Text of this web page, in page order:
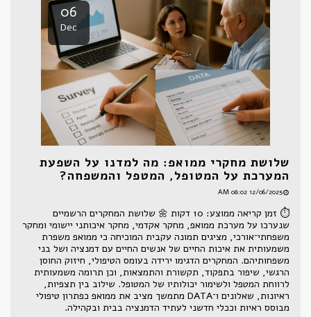
06
Dec
שלושת מחקרי ממואפ: מה למדנו על השפעת
המערכת על המטופל, המטפל והמשפחה?
12/06/2025 08:02 AM
⏱ זמן קריאה ממוצע: 10 דקות 🌼 שלושת המחקרים הרשמיים
שנערכו על מערכת ממואפ, מחקר אקדמי, מחקר איכותני יישומי ומחקר
משפחתי־אורכי, מציגים תמונה עקבית המוכיחה כי ממואפ משפרת
משמעותית את איכות החיים של אנשים החיים עם דמנציה ושל בני
משפחותיהם. המחקרים הדגימו ירידה בעומס הטיפולי, חיזוק החוסן
הרגשי, שיפור בתפקוד, תקשורת והתמצאות, וכן תרומה משמעותית
לרווחת המטפל ולשימור יכולותיו של המטופל. שילוב בין תצפיות,
ראיונות, שאלונים ו־DATA מתמשך מציב את ממואפ כפתרון טיפולי
מבוסס ראיות וככלי חדשני לעתיד הדמנציה בבית ובקהילה.